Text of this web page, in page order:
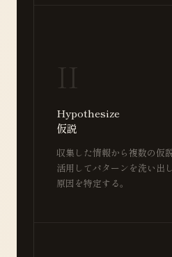
II
Hypothesize
仮説
収集した情報から複数の仮
活用してパターンを洗い出
原因を特定する。